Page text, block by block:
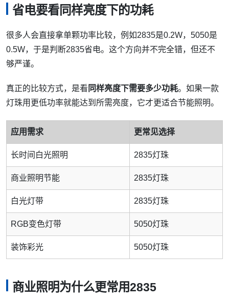
省电要看同样亮度下的功耗
很多人会直接拿单颗功率比较，例如2835是0.2W，5050是
0.5W，于是判断2835省电。这个方向并不完全错，但还不
够严谨。
真正的比较方式，是看 同样亮度下需要多少功耗。如果一款
灯珠用更低功率就能达到所需亮度，它才更适合节能照明。
应用需求 更常见选择
长时间白光照明 2835灯珠
商业照明节能 2835灯珠
白光灯带 2835灯珠
RGB变色灯带 5050灯珠
装饰彩光 5050灯珠
商业照明为什么更常用2835